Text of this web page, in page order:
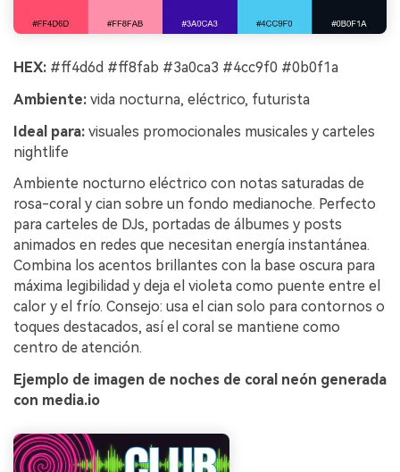
HEX: #ff4d6d #ff8fab #3a0ca3 #4cc9f0 #0b0f1a
Ambiente: vida nocturna, eléctrico, futurista
Ideal para: visuales promocionales musicales y carteles
nightlife
Ambiente nocturno eléctrico con notas saturadas de
rosa-coral y cian sobre un fondo medianoche. Perfecto
para carteles de DJs, portadas de álbumes y posts
animados en redes que necesitan energía instantánea.
Combina los acentos brillantes con la base oscura para
máxima legibilidad y deja el violeta como puente entre el
calor y el frío. Consejo: usa el cian solo para contornos o
toques destacados, así el coral se mantiene como
centro de atención.
Ejemplo de imagen de noches de coral neón generada
con media.io